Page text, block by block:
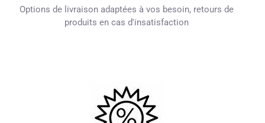
Options de livraison adaptées à vos besoin, retours de
produits en cas d'insatisfaction